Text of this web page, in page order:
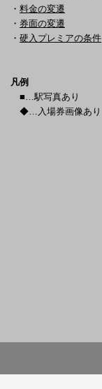
・ 料金の変遷
・ 券面の変遷
・ 硬入プレミアの条件
凡例
■…駅写真あり
◆…入場券画像あり